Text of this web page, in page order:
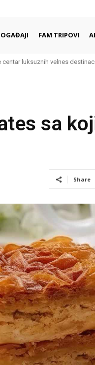
FAM TRIPOVI
Saradnja sa hotelima i
luksuznih velnes
sa
Share